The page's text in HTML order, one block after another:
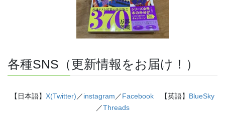
各種SNS（更新情報をお届け！）
【日本語】 X(Twitter)／instagram／Facebook 【英語】 BlueSky
／Threads